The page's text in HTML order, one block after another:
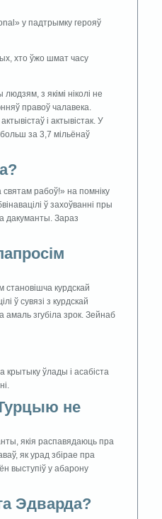
у падтрымку герояў
хто ўжо шмат часу
людзям, з якiмi нiколi не
правоў чалавека.
і актывістак. У
за 3,7 мiльёнаў
рабоў!» на помнiку
ў захоўваннi пры
дакуманты. Зараз
становiшча курдскай
ў сувязi з курдскай
амаль згубiла зрок. Зейнаб
крытыку ўлады i асабiста
не
якiя распавядаюць пра
як урад збiрае пра
выступiў у абарону
Эдварда?